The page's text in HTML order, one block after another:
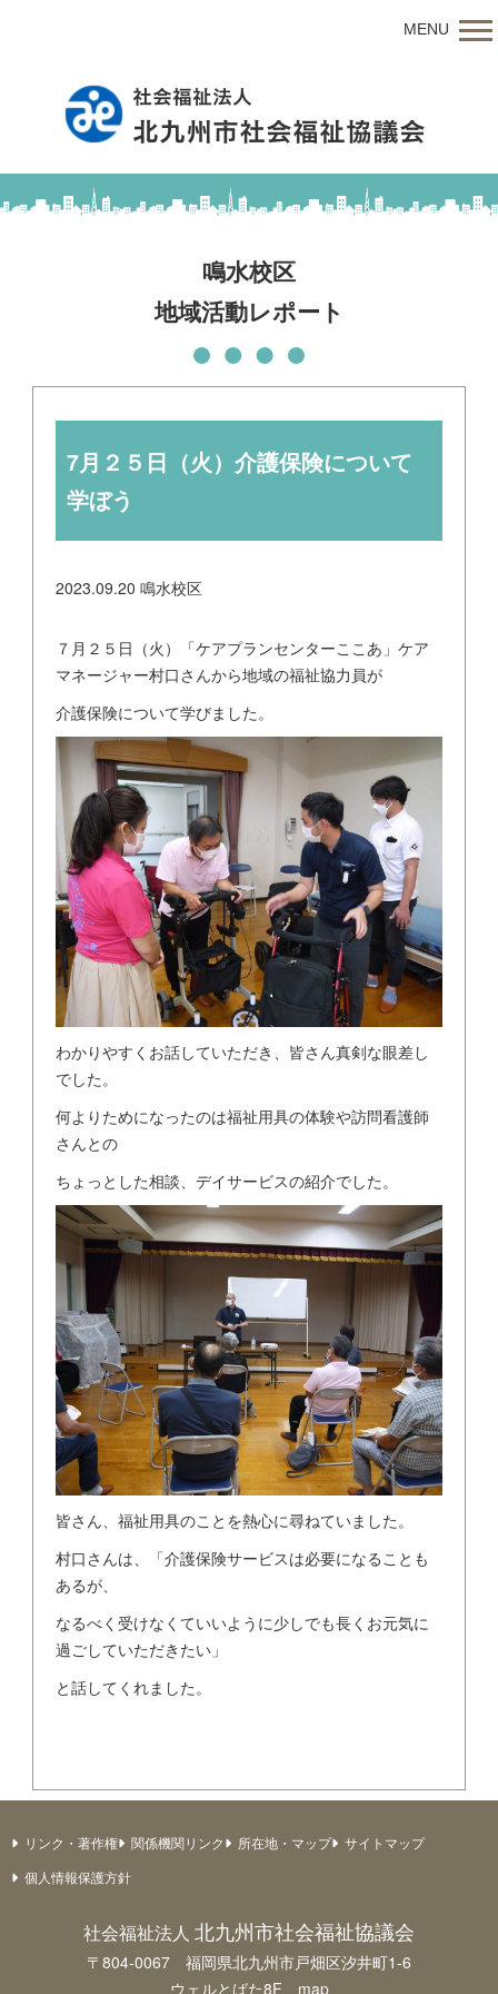
MENU
鳴水校区
地域活動レポート
7月２５日（火）介護保険について
学ぼう
2023.09.20 鳴水校区
７月２５日（火）「ケアプランセンターここあ」ケア
マネージャー村口さんから地域の福祉協力員が
介護保険について学びました。
わかりやすくお話していただき、皆さん真剣な眼差し
でした。
何よりためになったのは福祉用具の体験や訪問看護師
さんとの
ちょっとした相談、デイサービスの紹介でした。
皆さん、福祉用具のことを熱心に尋ねていました。
村口さんは、「介護保険サービスは必要になることも
あるが、
なるべく受けなくていいように少しでも長くお元気に
過ごしていただきたい」
と話してくれました。
リンク・著作権 関係機関リンク 所在地・マップ
サイトマップ
個人情報保護方針
社会福祉法人 北九州市社会福祉協議会
〒804-0067 福岡県北九州市戸畑区汐井町1-6
ウェルとばた8F map